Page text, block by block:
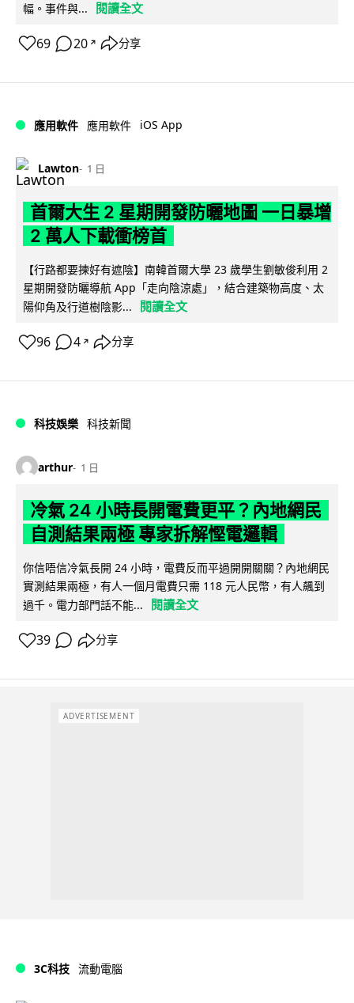
幅。事件與... 閱讀全文
69 20 ↗ 分享
應用軟件 應用軟件 iOS App
Lawton 1 日
首爾大生 2 星期開發防曬地圖 一日暴增
2 萬人下載衝榜首
【行路都要揀好有遮陰】南韓首爾大學 23 歲學生劉敏俊利用 2
星期開發防曬導航 App「走向陰涼處」，結合建築物高度、太
陽仰角及行道樹陰影...
閱讀全文
96 4 ↗ 分享
科技娛樂 科技新聞
arthur 1 日
冷氣 24 小時長開電費更平？內地網民
自測結果兩極 專家拆解慳電邏輯
你信唔信冷氣長開 24 小時，電費反而平過開開關關？內地網民
實測結果兩極，有人一個月電費只需 118 元人民幣，有人飆到
過千。電力部門話不能...
閱讀全文
39 分享
ADVERTISEMENT
3C科技 流動電腦